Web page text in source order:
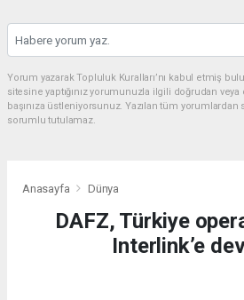
Yorum yazarak Topluluk Kuralları’nı kabul etmiş
sitesine yaptığınız yorumunuzla ilgili doğrudan
başınıza üstleniyorsunuz. Yazılan tüm
sorumlu tutulamaz.
Anasayfa Dünya
DAFZ, Türkiye
Interlink’e